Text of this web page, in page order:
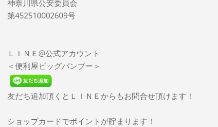
神奈川県公安委員会
第452510002609号
ＬＩＮＥ@公式アカウント
＜便利屋ビッグバンブー＞
友だち追加頂くとＬＩＮＥからもお問合せ頂けます！
ショップカードでポイントが貯まります！